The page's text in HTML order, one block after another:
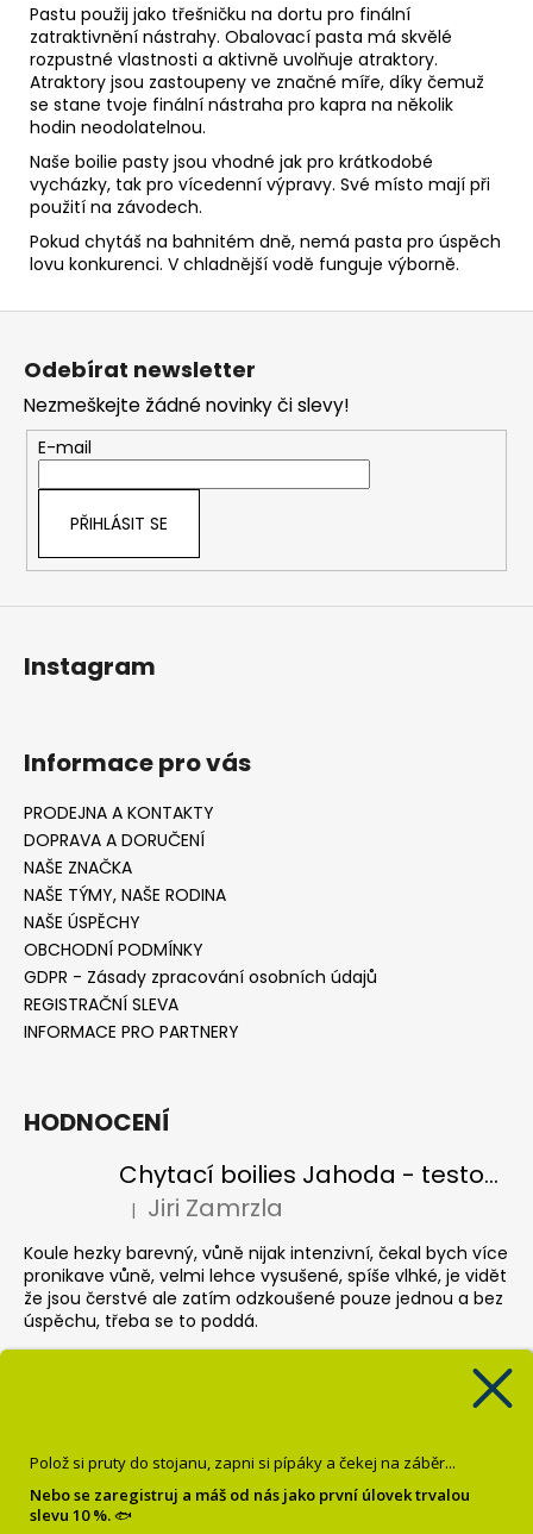
Pastu použij jako třešničku na dortu pro finální
zatraktivnění nástrahy. Obalovací pasta má skvělé
rozpustné vlastnosti a aktivně uvolňuje atraktory.
Atraktory jsou zastoupeny ve značné míře, díky čemuž
se stane tvoje finální nástraha pro kapra na několik
hodin neodolatelnou.
Naše boilie pasty jsou vhodné jak pro krátkodobé
vycházky, tak pro vícedenní výpravy. Své místo mají při
použití na závodech.
Pokud chytáš na bahnitém dně, nemá pasta pro úspěch
lovu konkurenci. V chladnější vodě funguje výborně.
Z
Odebírat newsletter
Nezmeškejte žádné novinky či slevy!
E-mail
PŘIHLÁSIT SE
Instagram
Informace pro vás
PRODEJNA A KONTAKTY
DOPRAVA A DORUČENÍ
NAŠE ZNAČKA
NAŠE TÝMY, NAŠE RODINA
NAŠE ÚSPĚCHY
OBCHODNÍ PODMÍNKY
GDPR - Zásady zpracování osobních údajů
REGISTRAČNÍ SLEVA
INFORMACE PRO PARTNERY
HODNOCENÍ
Chytací boilies Jahoda - testovací balení
Hodnocení produktu je 4 z 5 hvězdiček.
| Jiri Zamrzla
Koule hezky barevný, vůně nijak intenzivní, čekal bych více
pronikave vůně, velmi lehce vysušené, spíše vlhké, je vidět
že jsou čerstvé ale zatím odzkoušené pouze jednou a bez
úspěchu, třeba se to poddá.
Polož si pruty do stojanu, zapni si pípáky a čekej na záběr...
Nebo se zaregistruj a máš od nás jako první úlovek trvalou
slevu 10 %.🐟